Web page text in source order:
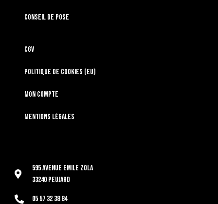
Conseil de pose
CGV
Politique de cookies (EU)
Mon compte
Mentions légales
595 Avenue Emile Zola
33240 Peujard
05 57 32 38 84